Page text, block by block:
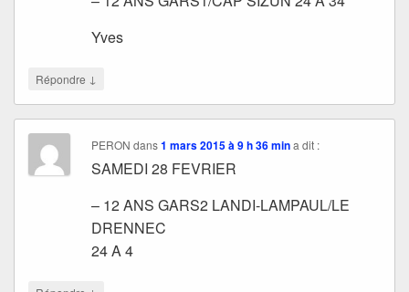
Yves
Répondre ↓
PERON dans1 mars 2015 à 9 h 36 min a dit :
SAMEDI 28 FEVRIER
– 12 ANS GARS2 LANDI-LAMPAUL/LE
DRENNEC
24 A 4